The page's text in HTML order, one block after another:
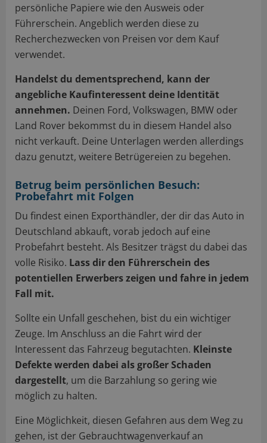
persönliche Papiere wie den Ausweis oder
Führerschein. Angeblich werden diese zu
Recherchezwecken von Preisen vor dem Kauf
verwendet.
Handelst du dementsprechend, kann der
angebliche Kaufinteressent deine Identität
annehmen. Deinen Ford, Volkswagen, BMW oder
Land Rover bekommst du in diesem Handel also
nicht verkauft. Deine Unterlagen werden allerdings
dazu genutzt, weitere Betrügereien zu begehen.
Betrug beim persönlichen Besuch:
Probefahrt mit Folgen
Du findest einen Exporthändler, der dir das Auto in
Deutschland abkauft, vorab jedoch auf eine
Probefahrt besteht. Als Besitzer trägst du dabei das
volle Risiko. Lass dir den Führerschein des
potentiellen Erwerbers zeigen und fahre in jedem
Fall mit.
Sollte ein Unfall geschehen, bist du ein wichtiger
Zeuge. Im Anschluss an die Fahrt wird der
Interessent das Fahrzeug begutachten. Kleinste
Defekte werden dabei als großer Schaden
dargestellt, um die Barzahlung so gering wie
möglich zu halten.
Eine Möglichkeit, diesen Gefahren aus dem Weg zu
gehen, ist der Gebrauchtwagenverkauf an